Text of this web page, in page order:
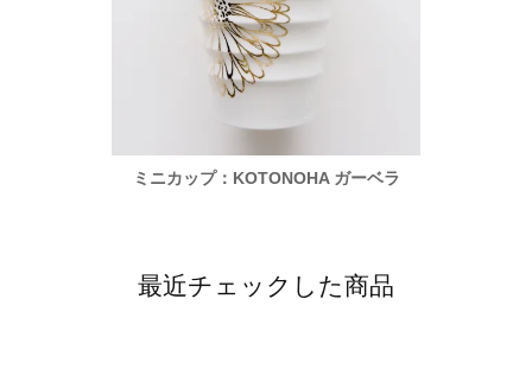
ミニカップ：KOTONOHA ガーベラ
最近チェックした商品